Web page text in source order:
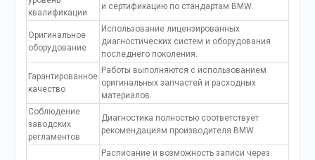
квалификации
и сертификацию по стандартам BMW.
Оригинальное
оборудование
Использование лицензированных
диагностических систем и оборудования
последнего поколения.
Гарантированное
качество
Работы выполняются с использованием
оригинальных запчастей и расходных
материалов.
Соблюдение
заводских
регламентов
Диагностика полностью соответствует
рекомендациям производителя BMW.
Расписание и возможность записи через